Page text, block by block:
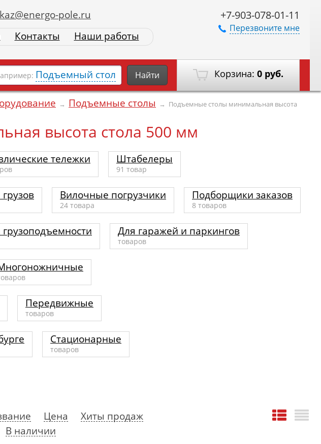
+7-903-078-01-11
Перезвоните мне
pole.ru
Контакты Наши работы
Корзина: 0 руб.
Подъемный стол Найти
→ Подъемные столы → Подъемные столы минимальная высота
высота стола 500 мм
тележки Штабелеры
91 товар
Вилочные погрузчики
24 товара
Подборщики заказов
8 товаров
Для гаражей и паркингов
товаров
Передвижные
товаров
Стационарные
товаров
Цена
Хиты продаж
В наличии